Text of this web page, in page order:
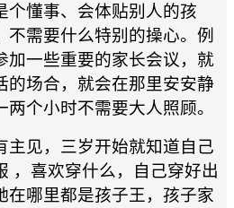
个懂事、会体贴别人的孩
不需要什么特别的操心。例
加一些重要的家长会议，就
的场合，就会在那里安安静
个小时不需要大人照顾。
主见，三岁开始就知道自己
，喜欢穿什么，自己穿好出
在哪里都是孩子王，孩子家